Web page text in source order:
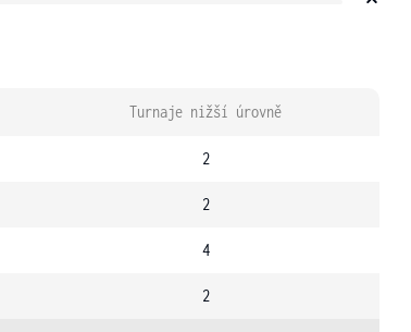
Turnaje nižší úrovně
2
2
4
2